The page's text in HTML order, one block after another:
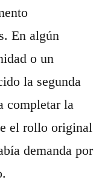
En algún
o un
la segunda
completar la
el rollo original
demanda por